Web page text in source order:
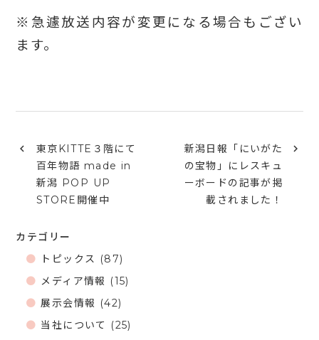
※急遽放送内容が変更になる場合もござい
ます。
東京KITTE３階にて
百年物語 made in
新潟 POP UP
STORE開催中
新潟日報「にいがた
の宝物」にレスキュ
ーボードの記事が掲
載されました！
カテゴリー
トピックス (87)
メディア情報 (15)
展示会情報 (42)
当社について
(25)